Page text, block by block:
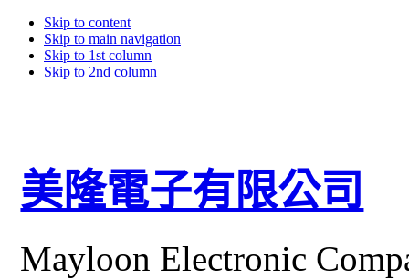
Skip to content
Skip to main navigation
Skip to 1st column
Skip to 2nd column
美隆電子有限公司
Mayloon Electronic